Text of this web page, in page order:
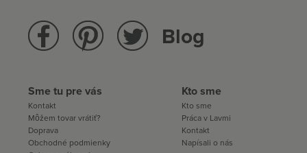
Blog
Sme tu pre vás
Kontakt
Môžem tovar vrátiť?
Doprava
Obchodné podmienky
Kto sme
Kto sme
Práca v Lavmi
Kontakt
Napísali o nás